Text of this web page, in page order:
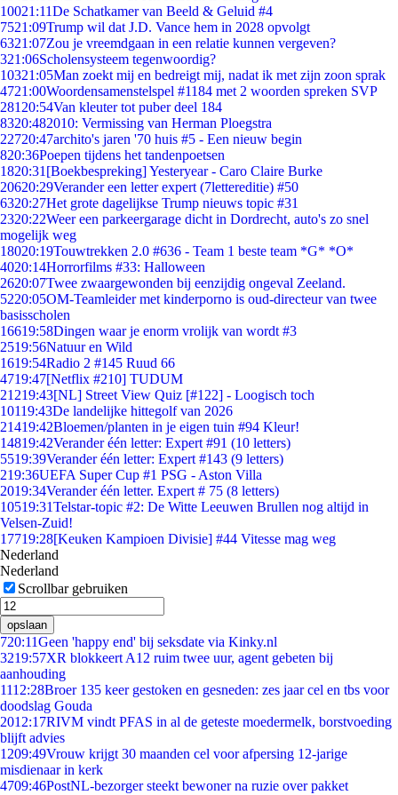
10021:11De Schatkamer van Beeld & Geluid #4
7521:09Trump wil dat J.D. Vance hem in 2028 opvolgt
6321:07Zou je vreemdgaan in een relatie kunnen vergeven?
321:06Scholensysteem tegenwoordig?
10321:05Man zoekt mij en bedreigt mij, nadat ik met zijn zoon sprak
4721:00Woordensamenstelspel #1184 met 2 woorden spreken SVP
281 20:54Van kleuter tot puber deel 184
8320:482010: Vermissing van Herman Ploegstra
22720:47archito's jaren '70 huis #5 - Een nieuw begin
820:36Poepen tijdens het tandenpoetsen
1820:31 [Boekbespreking] Yesteryear - Caro Claire Burke
20620:29Verander een letter expert (7lettereditie) #50
6320:27Het grote dagelijkse Trump nieuws topic #31
2320:22Weer een parkeergarage dicht in Dordrecht, auto's zo snel
mogelijk weg
18020:19Touwtrekken 2.0 #636 - Team 1 beste team *G* *O*
4020:14Horrorfilms #33: Halloween
2620:07Twee zwaargewonden bij eenzijdig ongeval Zeeland.
5220:05OM-Teamleider met kinderporno is oud-directeur van twee
basisscholen
16619:58Dingen waar je enorm vrolijk van wordt #3
2519:56Natuur en Wild
1619:54Radio 2 #145 Ruud 66
4719:47[Netflix #210] TUDUM
21219:43[NL] Street View Quiz [#122] - Loogisch toch
10119:43De landelijke hittegolf van 2026
21419:42Bloemen/planten in je eigen tuin #94 Kleur!
14819:42Verander één letter: Expert #91 (10 letters)
5519:39Verander één letter: Expert #143 (9 letters)
219:36UEFA Super Cup #1 PSG - Aston Villa
2019:34Verander één letter. Expert # 75 (8 letters)
10519:31Telstar-topic #2: De Witte Leeuwen Brullen nog altijd in
Velsen-Zuid!
17719:28[Keuken Kampioen Divisie] #44 Vitesse mag weg
Nederland
Nederland
Scrollbar gebruiken
opslaan
720:11Geen 'happy end' bij seksdate via Kinky.nl
3219:57XR blokkeert A12 ruim twee uur, agent gebeten bij
aanhouding
1112:28Broer 135 keer gestoken en gesneden: zes jaar cel en tbs voor
doodslag Gouda
2012:17RIVM vindt PFAS in al de geteste moedermelk, borstvoeding
blijft advies
1209:49Vrouw krijgt 30 maanden cel voor afpersing 12-jarige
misdienaar in kerk
4709:46PostNL-bezorger steekt bewoner na ruzie over pakket